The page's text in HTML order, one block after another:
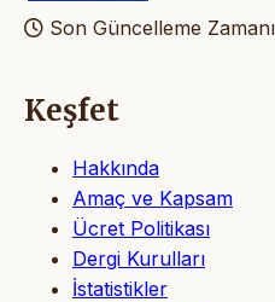
Son Güncelleme
Keşfet
Hakkında
Amaç ve Kapsam
Ücret Politikası
Dergi Kurulları
İstatistikler